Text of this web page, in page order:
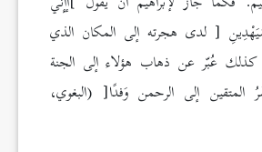
[ لدى هجرته إلى المكان الذي
كذلك عُبّر عن ذهاب هؤلاء إلى الجنة
المتقين إلى الرحمن وَفدًا[ (البغوي،